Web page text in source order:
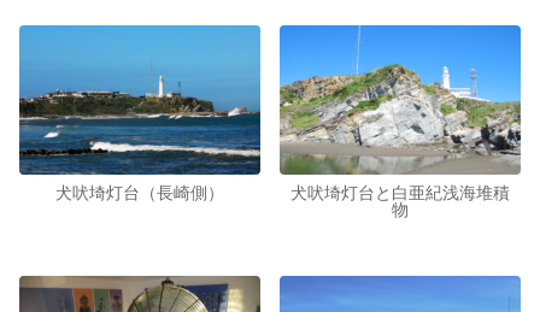
犬吠埼灯台（長崎側）
犬吠埼灯台と白亜紀浅海堆積
物